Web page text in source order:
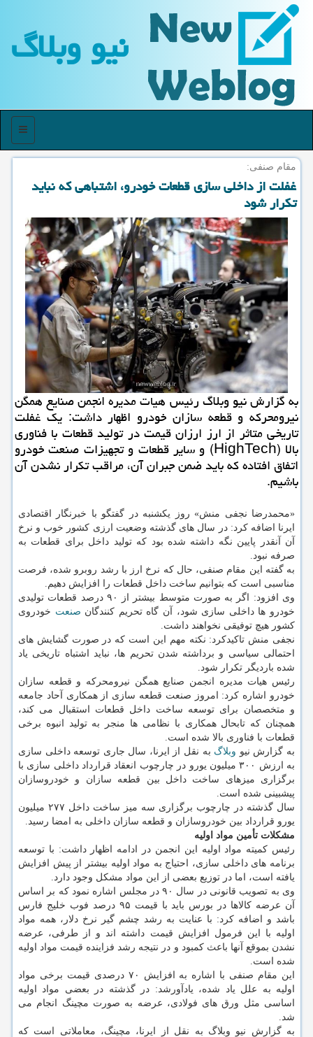
نیو وبلاگ
منو
مقام صنفی:
غفلت از داخلی سازی قطعات خودرو، اشتباهی كه نباید
تكرار شود
به گزارش نیو وبلاگ رئیس هیات مدیره انجمن صنایع همگن
نیرومحركه و قطعه سازان خودرو اظهار داشت: یك غفلت
تاریخی متاثر از ارز ارزان قیمت در تولید قطعات با فناوری
بالا (HighTech) و سایر قطعات و تجهیزات صنعت خودرو
اتفاق افتاده كه باید ضمن جبران آن، مراقب تكرار نشدن آن
باشیم.
«محمدرضا نجفی منش» روز یکشنبه در گفتگو با خبرنگار اقتصادی
ایرنا اضافه کرد: در سال های گذشته وضعیت ارزی کشور خوب و نرخ
آن آنقدر پایین نگه داشته شده بود که تولید داخل برای قطعات به
صرفه نبود.
به گفته این مقام صنفی، حال که نرخ ارز با رشد روبرو شده، فرصت
مناسبی است که بتوانیم ساخت داخل قطعات را افزایش دهیم.
وی افزود: اگر به صورت متوسط بیشتر از ۹۰ درصد قطعات تولیدی
خودرو ها داخلی سازی شود، آن گاه تحریم کنندگان صنعت خودروی
کشور هیچ توفیقی نخواهند داشت.
نجفی منش تاکیدکرد: نکته مهم این است که در صورت گشایش های
احتمالی سیاسی و برداشته شدن تحریم ها، نباید اشتباه تاریخی یاد
شده باردیگر تکرار شود.
رئیس هیات مدیره انجمن صنایع همگن نیرومحرکه و قطعه سازان
خودرو اشاره کرد: امروز صنعت قطعه سازی از همکاری آحاد جامعه
و متخصصان برای توسعه ساخت داخل قطعات استقبال می کند،
همچنان که تابحال همکاری با نظامی ها منجر به تولید انبوه برخی
قطعات با فناوری بالا شده است.
به گزارش نیو وبلاگ به نقل از ایرنا، سال جاری توسعه داخلی سازی
به ارزش ۳۰۰ میلیون یورو در چارچوب انعقاد قرارداد داخلی سازی با
برگزاری میزهای ساخت داخل بین قطعه سازان و خودروسازان
پیشبینی شده است.
سال گذشته در چارچوب برگزاری سه میز ساخت داخل ۲۷۷ میلیون
یورو قرارداد بین خودروسازان و قطعه سازان داخلی به امضا رسید.
مشکلات تأمین مواد اولیه
رئیس کمیته مواد اولیه این انجمن در ادامه اظهار داشت: با توسعه
برنامه های داخلی سازی، احتیاج به مواد اولیه بیشتر از پیش افزایش
یافته است، اما در توزیع بعضی از این مواد مشکل وجود دارد.
وی به تصویب قانونی در سال ۹۰ در مجلس اشاره نمود که بر اساس
آن عرضه کالاها در بورس باید با قیمت ۹۵ درصد فوب خلیج فارس
باشد و اضافه کرد: با عنایت به رشد چشم گیر نرخ دلار، همه مواد
اولیه با این فرمول افزایش قیمت داشته اند و از طرفی، عرضه
نشدن بموقع آنها باعث کمبود و در نتیجه رشد فزاینده قیمت مواد اولیه
شده است.
این مقام صنفی با اشاره به افزایش ۷۰ درصدی قیمت برخی مواد
اولیه به علل یاد شده، یادآورشد: در گذشته در بعضی مواد اولیه
اساسی مثل ورق های فولادی، عرضه به صورت مچینگ انجام می
شد.
به گزارش نیو وبلاگ به نقل از ایرنا، مچینگ، معاملاتی است که